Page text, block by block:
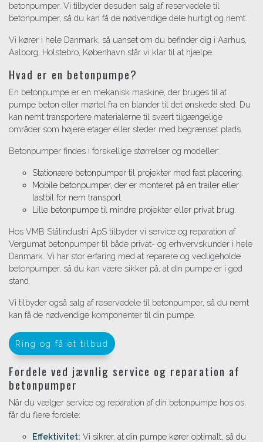
betonpumper. Vi tilbyder desuden salg af reservedele til
betonpumper, så du kan få de nødvendige dele hurtigt og nemt.
Vi kører i hele Danmark, så uanset om du befinder dig i Aarhus,
Aalborg, Holstebro, København står vi klar til at hjælpe.
Hvad er en betonpumpe?
En betonpumpe er en mekanisk maskine, der bruges til at
pumpe beton eller mørtel fra en blander til det ønskede sted. Du
kan nemt transportere materialerne til svært tilgængelige
områder som højere etager eller steder med begrænset plads.
Betonpumper findes i forskellige størrelser og modeller:
Stationære betonpumper til projekter med fast placering.
Mobile betonpumper, der er monteret på en trailer eller
lastbil for nem transport.
Lille betonpumpe til mindre projekter eller privat brug.
Hos VMB Stålindustri ApS tilbyder vi service og reparation af
Vergumat betonpumper til både privat- og erhvervskunder i hele
Danmark. Vi har stor erfaring med at reparere og vedligeholde
betonpumper, så du kan være sikker på, at din pumpe er i god
stand.
Vi tilbyder også salg af reservedele til betonpumper, så du nemt
kan få de nødvendige komponenter til din pumpe.
Ring og få et tilbud
Fordele ved jævnlig service og reparation af
betonpumper
Når du vælger service og reparation af din betonpumpe hos os,
får du flere fordele:
Effektivitet: Vi sikrer, at din pumpe kører optimalt, så du